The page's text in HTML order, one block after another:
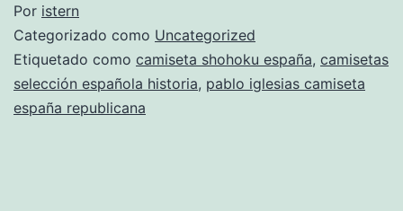
Por istern
Categorizado como Uncategorized
Etiquetado como camiseta shohoku españa, camisetas
selección española historia, pablo iglesias camiseta
españa republicana